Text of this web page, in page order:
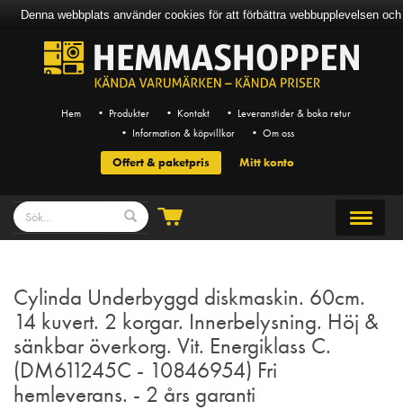
Hem • Produkter • Kontakt
• Leveranstider & boka retur
• Information & köpvillkor
• Om oss
Offert & paketpris Mitt konto
Cylinda Underbyggd diskmaskin. 60cm.
14 kuvert. 2 korgar. Innerbelysning. Höj &
sänkbar överkorg. Vit. Energiklass C.
(DM611245C - 10846954) Fri
hemleverans. - 2 års garanti
Denna webbplats använder cookies för att förbättra webbupplevelsen